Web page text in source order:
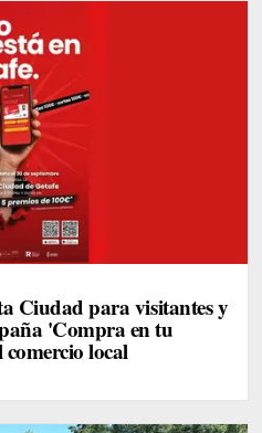
Ciudad para visitantes y
'Compra en tu
local